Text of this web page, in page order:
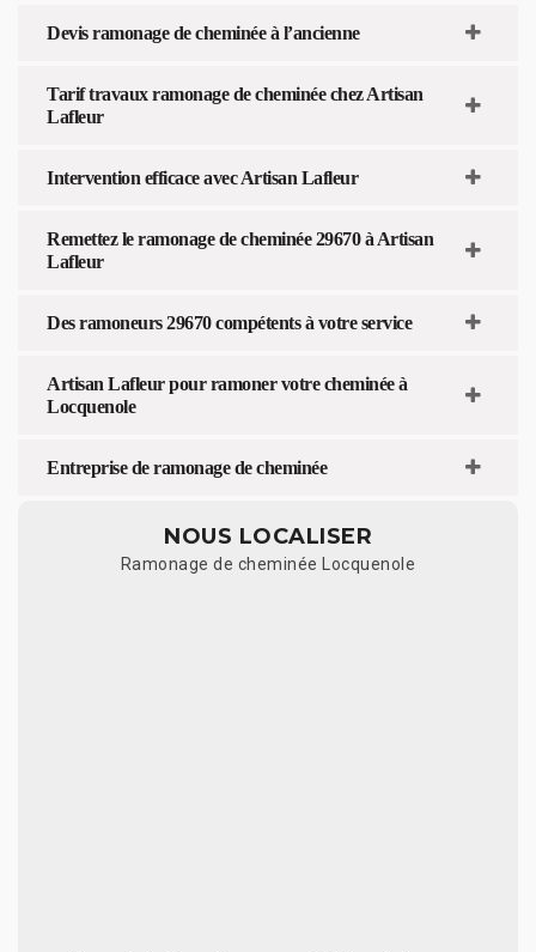
Devis ramonage de cheminée à l’ancienne
Tarif travaux ramonage de cheminée chez Artisan
Lafleur
Intervention efficace avec Artisan Lafleur
Remettez le ramonage de cheminée 29670 à Artisan
Lafleur
Des ramoneurs 29670 compétents à votre service
Artisan Lafleur pour ramoner votre cheminée à
Locquenole
Entreprise de ramonage de cheminée
NOUS LOCALISER
Ramonage de cheminée Locquenole